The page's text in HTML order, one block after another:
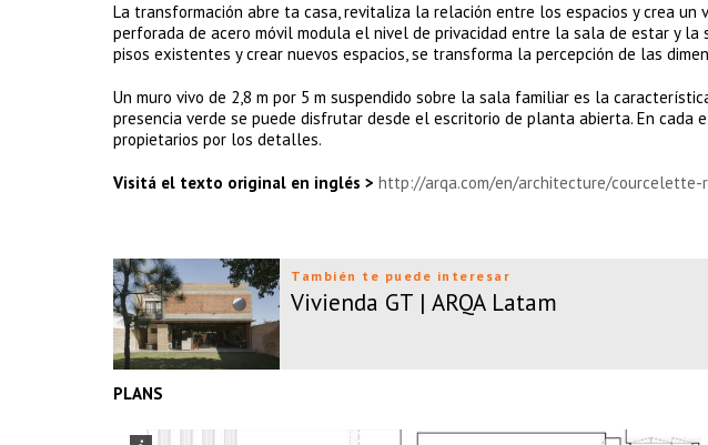
La transformación abre ta casa, revitaliza la relación entre los espacios y crea
perforada de acero móvil modula el nivel de privacidad entre la sala de estar y
pisos existentes y crear nuevos espacios, se transforma la percepción de las
Un muro vivo de 2,8 m por 5 m suspendido sobre la sala familiar es la
presencia verde se puede disfrutar desde el escritorio de planta abierta. En cada
propietarios por los detalles.
Visitá el texto original en inglés > http://arqa.com/en/architecture/courcelette-
También te puede interesar
Vivienda GT | ARQA Latam
PLANS